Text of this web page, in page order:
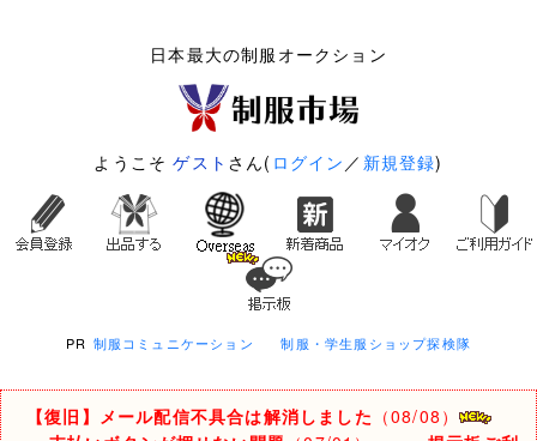
日本最大の制服オークション
ようこそゲスト さん( ログイン ／ 新規登録)
PR 制服コミュニケーション 制服・学生服ショップ探検隊
【復旧】メール配信不具合は解消しました （08/08）